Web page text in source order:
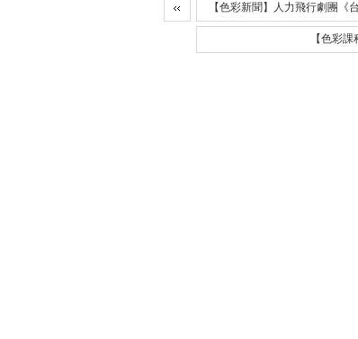
【色彩新聞】人力飛行劇團《
【色彩